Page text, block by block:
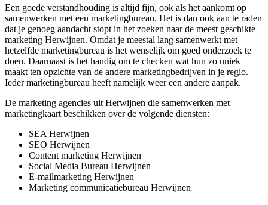
Een goede verstandhouding is altijd fijn, ook als het aankomt op
samenwerken met een marketingbureau. Het is dan ook aan te raden
dat je genoeg aandacht stopt in het zoeken naar de meest geschikte
marketing Herwijnen. Omdat je meestal lang samenwerkt met
hetzelfde marketingbureau is het wenselijk om goed onderzoek te
doen. Daarnaast is het handig om te checken wat hun zo uniek
maakt ten opzichte van de andere marketingbedrijven in je regio.
Ieder marketingbureau heeft namelijk weer een andere aanpak.
De marketing agencies uit Herwijnen die samenwerken met
marketingkaart beschikken over de volgende diensten:
SEA Herwijnen
SEO Herwijnen
Content marketing Herwijnen
Social Media Bureau Herwijnen
E-mailmarketing Herwijnen
Marketing communicatiebureau Herwijnen